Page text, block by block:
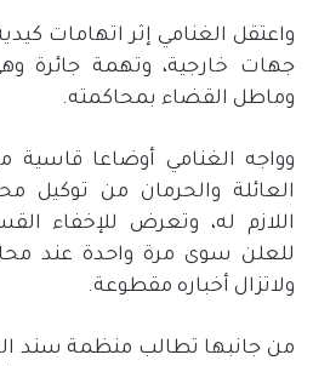
واعتقل الغنامي إثر اتهامات
جهات خارجية، وتهمة جائرة
وماطل القضاء بمحاكمته.
وواجه الغنامي أوضاعا
العائلة والحرمان من توكيل
اللازم له، وتعرض للإخفاء
للعلن سوى مرة واحدة عند
ولاتزال أخباره مقطوعة.
من جانبها تطالب منظمة سند